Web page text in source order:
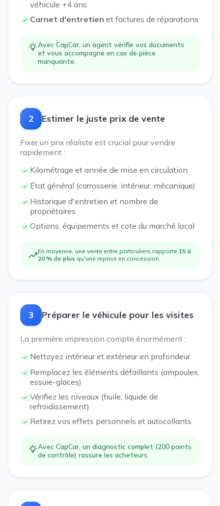
véhicule +4 ans
Carnet d'entretien et factures de réparations
Avec CapCar, un agent vérifie vos documents
et vous accompagne en cas de pièce
manquante.
2 Estimer le juste prix de vente
Fixer un prix réaliste est crucial pour vendre
rapidement :
Kilométrage et année de mise en circulation
État général (carrosserie, intérieur, mécanique)
Historique d'entretien et nombre de
propriétaires
Options, équipements et cote du marché local
En moyenne, une vente entre particuliers rapporte 15 à
20 % de plus qu'une reprise en concession.
3 Préparer le véhicule pour les visites
La première impression compte énormément :
Nettoyez intérieur et extérieur en profondeur
Remplacez les éléments défaillants (ampoules,
essuie-glaces)
Vérifiez les niveaux (huile, liquide de
refroidissement)
Retirez vos effets personnels et autocollants
Avec CapCar, un diagnostic complet (200 points
de contrôle) rassure les acheteurs.